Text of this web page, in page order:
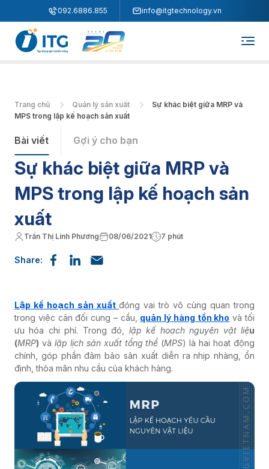
092.6886.855 info@itgtechnology.vn
Trang chủ Quản lý sản xuất
Sự khác biệt giữa MRP và
MPS trong lập kế hoạch sản xuất
Bài viết Gợi ý cho bạn
Sự khác biệt giữa MRP và
MPS trong lập kế hoạch sản
xuất
Trần Thị Linh Phương 08/06/2021 7 phút
Share:
Lập kế hoạch sản xuất đóng vai trò vô cùng quan trọng
trong việc cân đối cung – cầu, quản lý hàng tồn kho và tối
ưu hóa chi phí. Trong đó, lập kế hoạch nguyên vật liệu
(MRP) và lập lịch sản xuất tổng thể (MPS) là hai hoạt động
chính, góp phần đảm bảo sản xuất diễn ra nhịp nhàng, ổn
định, thỏa mãn nhu cầu của khách hàng.